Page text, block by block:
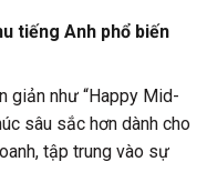
tiếng Anh phổ biến
giản như “Happy Mid-
sâu sắc hơn dành cho
tập trung vào sự